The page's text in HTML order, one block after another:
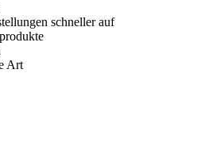
schneller auf
Art